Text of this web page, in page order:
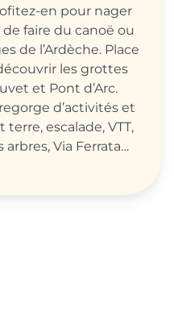
en pour nager
de faire du canoë ou
de l’Ardèche. Place
les grottes
et Pont d’Arc.
d’activités et
escalade, VTT,
Via Ferrata…